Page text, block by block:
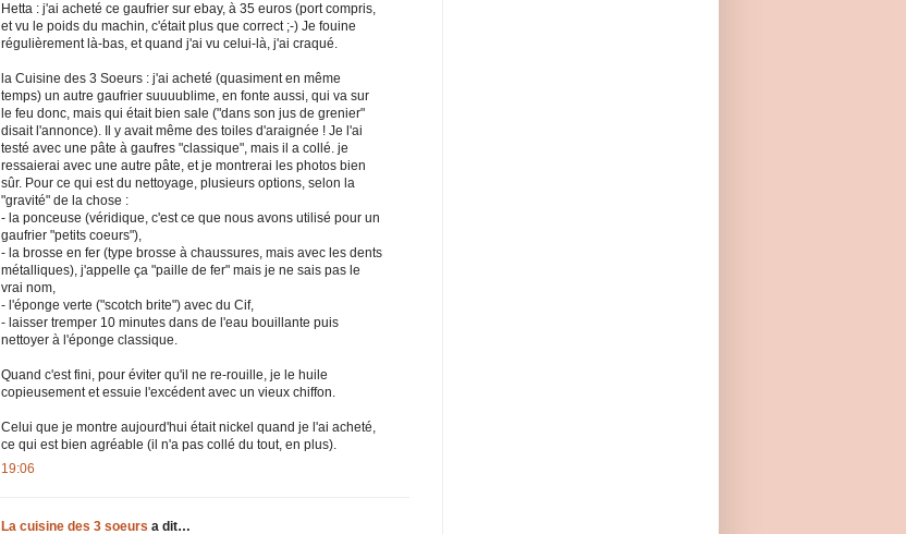
Hetta : j'ai acheté ce gaufrier sur ebay, à 35 euros (port compris,
et vu le poids du machin, c'était plus que correct ;-) Je fouine
régulièrement là-bas, et quand j'ai vu celui-là, j'ai craqué.
la Cuisine des 3 Soeurs : j'ai acheté (quasiment en même
temps) un autre gaufrier suuuublime, en fonte aussi, qui va sur
le feu donc, mais qui était bien sale ("dans son jus de grenier"
disait l'annonce). Il y avait même des toiles d'araignée ! Je l'ai
testé avec une pâte à gaufres "classique", mais il a collé. je
ressaierai avec une autre pâte, et je montrerai les photos bien
sûr. Pour ce qui est du nettoyage, plusieurs options, selon la
"gravité" de la chose :
- la ponceuse (véridique, c'est ce que nous avons utilisé pour un
gaufrier "petits coeurs"),
- la brosse en fer (type brosse à chaussures, mais avec les dents
métalliques), j'appelle ça "paille de fer" mais je ne sais pas le
vrai nom,
- l'éponge verte ("scotch brite") avec du Cif,
- laisser tremper 10 minutes dans de l'eau bouillante puis
nettoyer à l'éponge classique.
Quand c'est fini, pour éviter qu'il ne re-rouille, je le huile
copieusement et essuie l'excédent avec un vieux chiffon.
Celui que je montre aujourd'hui était nickel quand je l'ai acheté,
ce qui est bien agréable (il n'a pas collé du tout, en plus).
19:06
La cuisine des 3 soeurs a dit…